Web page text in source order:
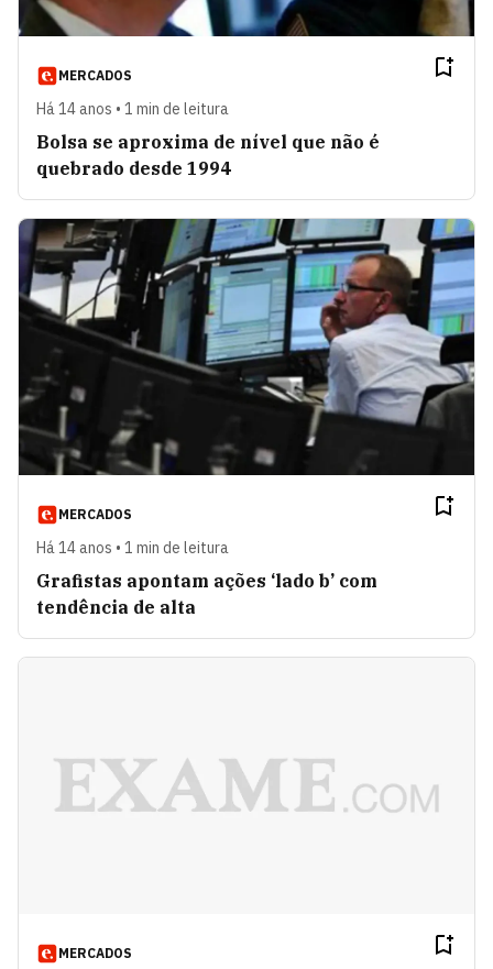
MERCADOS
Há 14 anos • 1 min de leitura
Bolsa se aproxima de nível que não é
quebrado desde 1994
MERCADOS
Há 14 anos • 1 min de leitura
Grafistas apontam ações ‘lado b’ com
tendência de alta
MERCADOS